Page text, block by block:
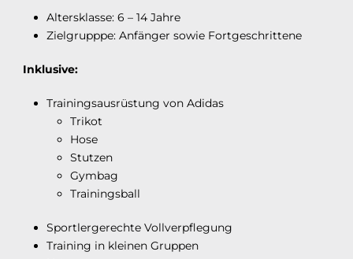
Altersklasse: 6 – 14 Jahre
Zielgrupppe: Anfänger sowie Fortgeschrittene
Inklusive:
Trainingsausrüstung von Adidas
Trikot
Hose
Stutzen
Gymbag
Trainingsball
Sportlergerechte Vollverpflegung
Training in kleinen Gruppen